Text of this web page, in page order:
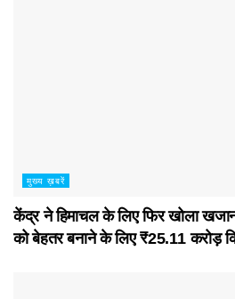
मुख्य ख़बरें
केंद्र ने हिमाचल के लिए फिर खोला
को बेहतर बनाने के लिए ₹25.11 करोड़